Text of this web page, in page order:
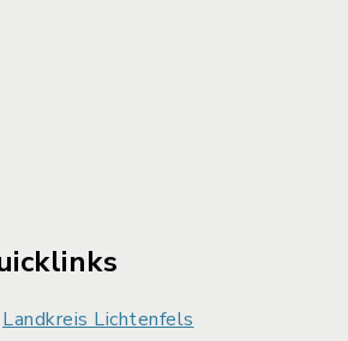
Landkreis Lichtenfels